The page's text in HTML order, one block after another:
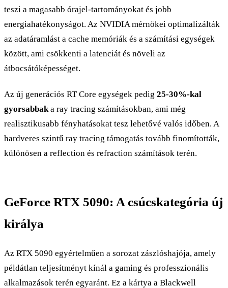
teszi a magasabb órajel-tartományokat és jobb
energiahatékonyságot. Az NVIDIA mérnökei optimalizálták
az adatáramlást a cache memóriák és a számítási egységek
között, ami csökkenti a latenciát és növeli az
átbocsátóképességet.
Az új generációs RT Core egységek pedig 25-30%-kal
gyorsabbaka ray tracing számításokban, ami még
realisztikusabb fényhatásokat tesz lehetővé valós időben. A
hardveres szintű ray tracing támogatás tovább finomították,
különösen a reflection és refraction számítások terén.
GeForce RTX 5090: A csúcskategória új
királya
Az RTX 5090 egyértelműen a sorozat zászlóshajója, amely
példátlan teljesítményt kínál a gaming és professzionális
alkalmazások terén egyaránt. Ez a kártya a Blackwell